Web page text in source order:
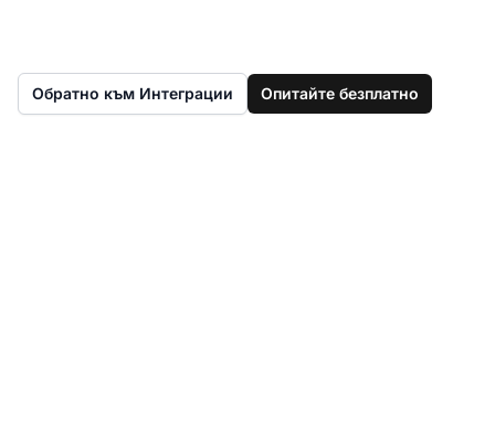
Обратно към Интеграции Опитайте безплатно